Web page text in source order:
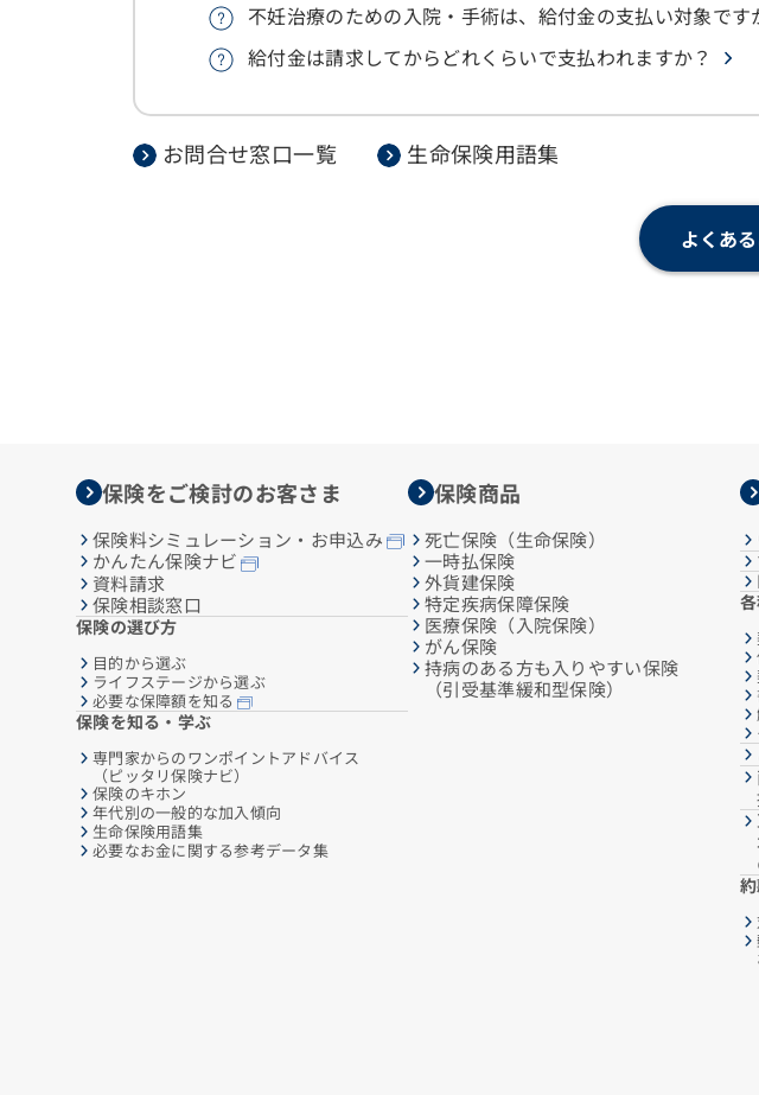
不妊治療のための入院・手術は、給付金の支払い対象です
給付金は請求してからどれくらいで支払われますか？
お問合せ窓口一覧 生命保険用語集
よくあ
保険をご検討のお客さま
保険料シミュレーション・お申込み
かんたん保険ナビ
資料請求
保険相談窓口
保険の選び方
目的から選ぶ
ライフステージから選ぶ
必要な保障額を知る
保険を知る・学ぶ
専門家からのワンポイントアドバイス
（ピッタリ保険ナビ）
保険のキホン
年代別の一般的な加入傾向
生命保険用語集
必要なお金に関する参考データ集
保険商品
死亡保険（生命保険）
一時払保険
外貨建保険
特定疾病保障保険
医療保険（入院保険）
がん保険
持病のある方も入りやすい保険
（引受基準緩和型保険）